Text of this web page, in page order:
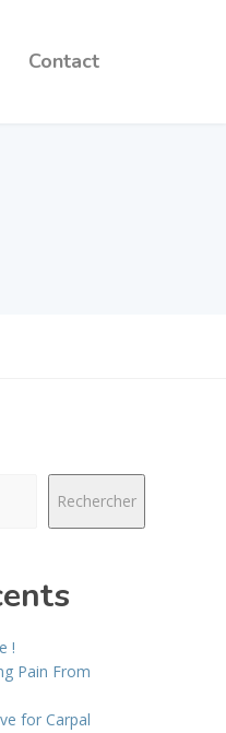
Contact
Rechercher
!
Pain From
for Carpal